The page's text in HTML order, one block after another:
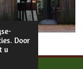
Door
u